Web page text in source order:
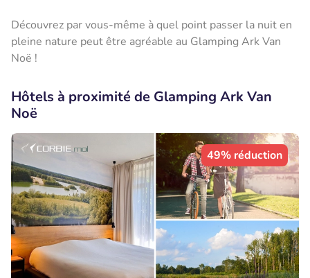
Découvrez par vous-même à quel point passer la nuit en
pleine nature peut être agréable au Glamping Ark Van
Noë !
Hôtels à proximité de Glamping Ark Van
Noë
49% réduction